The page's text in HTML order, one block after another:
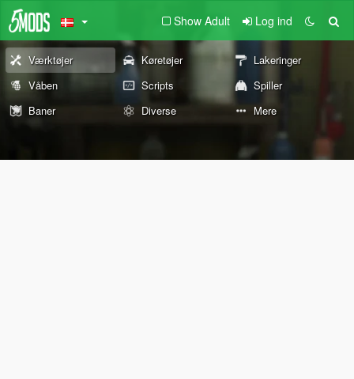
Show Adult Log ind
Værktøjer Køretøjer
Lakeringer
Våben
Scripts
Spiller
Baner
Diverse Mere